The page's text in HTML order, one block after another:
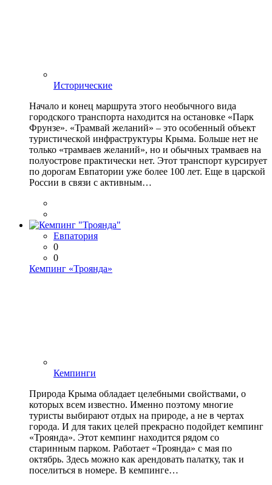
Исторические
Начало и конец маршрута этого необычного вида
городского транспорта находится на остановке «Парк
Фрунзе». «Трамвай желаний» – это особенный объект
туристической инфраструктуры Крыма. Больше нет не
только «трамваев желаний», но и обычных трамваев на
полуострове практически нет. Этот транспорт курсирует
по дорогам Евпатории уже более 100 лет. Еще в царской
России в связи с активным…
Евпатория
0
0
Кемпинг «Троянда»
Кемпинги
Природа Крыма обладает целебными свойствами, о
которых всем известно. Именно поэтому многие
туристы выбирают отдых на природе, а не в чертах
города. И для таких целей прекрасно подойдет кемпинг
«Троянда». Этот кемпинг находится рядом со
старинным парком. Работает «Троянда» с мая по
октябрь. Здесь можно как арендовать палатку, так и
поселиться в номере. В кемпинге…